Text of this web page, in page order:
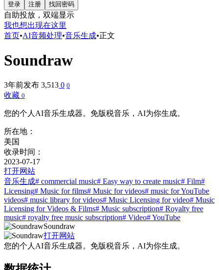
登录 注册 找回密码
自助投放，双端显示
我也想出现在这里
首页•AI音频处理•音乐生成•正文
Soundraw
3年前发布 3,513 0 0
收藏 0
您的个人AI音乐生成器。免版税音乐，AI为你生成。
所在地：
美国
收录时间：
2023-07-17
打开网站
音乐生成# commercial music# Easy way to create music# Film#
Licensing# Music for films# Music for videos# music for YouTube
videos# music library for videos# Music Licensing for video# Music
Licensing for Videos & Films# Music subscription# Royalty free
music# royalty free music subscription# Video# YouTube
Soundraw
打开网站
您的个人AI音乐生成器。免版税音乐，AI为你生成。